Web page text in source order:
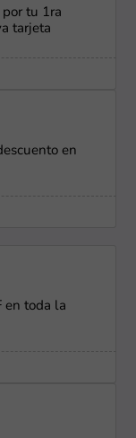
por tu 1ra
tarjeta
en
en toda la